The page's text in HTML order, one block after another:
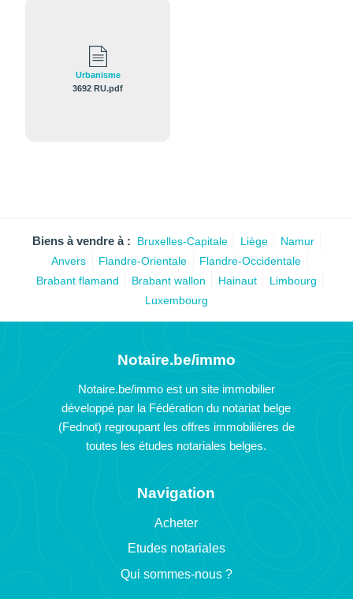
Urbanisme
3692 RU.pdf
Biens à vendre à : Bruxelles-Capitale Liège
Namur
Anvers
Flandre-Orientale
Flandre-Occidentale
Brabant flamand
Brabant wallon Hainaut
Limbourg
Luxembourg
Notaire.be/immo
Notaire.be/immo est un site immobilier
développé par la Fédération du notariat belge
(Fednot) regroupant les offres immobilières de
toutes les études notariales belges.
Navigation
Acheter
Etudes notariales
Qui sommes-nous ?